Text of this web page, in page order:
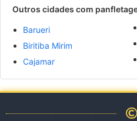
Outros cidades com
Barueri
Biritiba Mirim
Cajamar